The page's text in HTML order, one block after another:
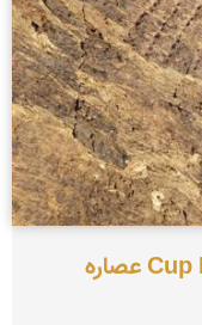
فنجانماهای Cup Marks عصاره